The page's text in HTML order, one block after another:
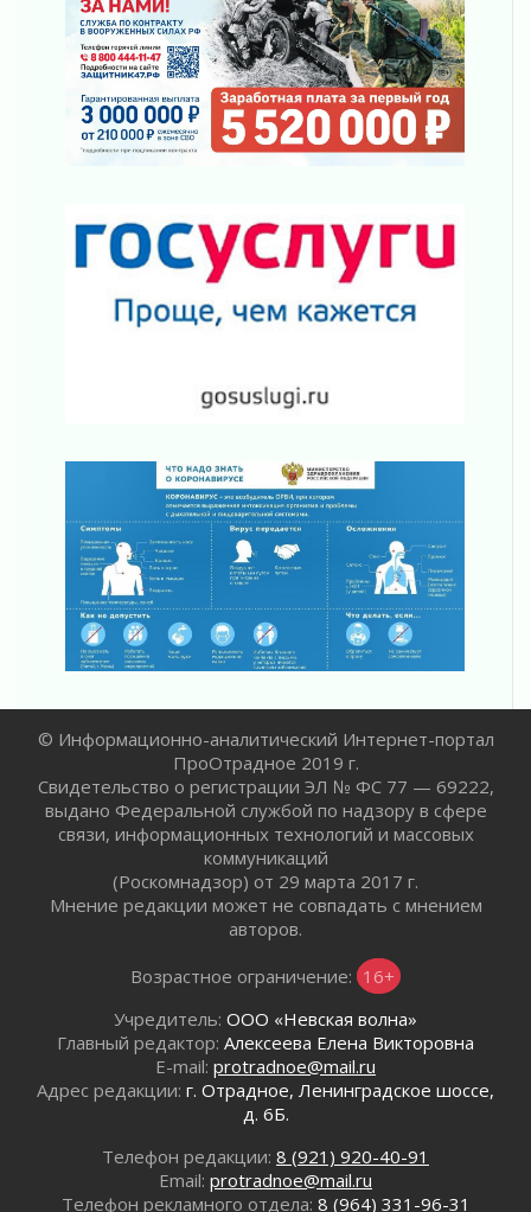
подняли зарплаты почти на 40% за год
03 августа 2026
Шесть новых жизней в честь дня рождения
Ленинградской области
03 августа 2026
Уроки безопасности для детей и взрослых
десантных войск
02 августа 2026
«Активное лето»
02 августа 2026
ПСК через Гослуслуги напомнит жителям
Ленинградской области о неоплаченных
счетах
02 августа 2026
Пропавшего подростка нашли в Кировском
районе Ленобласти
02 августа 2026
Жителям Ленобласти напомнили, как
02 августа 2026
В Ивангороде назвали новых почетных
граждан Ленинградской области
02 августа 2026
Готовность №1
02 августа 2026
Километровые столбы «Дороги жизни»
отправили на реставрацию
Ленобласть внедрила передовую подготовку
операторов БПЛА
В Ивангороде появилась «Избушка-
воробушка»
02 августа 2026
Юхла, мука, кантеле и Водяной
Лето катится с горки
01 августа 2026
© Информационно-аналитический Интернет-портал
ПроОтрадное 2019 г.
Свидетельство о регистрации ЭЛ № ФС 77 — 69222,
выдано Федеральной службой по надзору в сфере
связи, информационных технологий и массовых
коммуникаций
(Роскомнадзор) от 29 марта 2017 г.
Мнение редакции может не совпадать с мнением
авторов.
Возрастное ограничение: 16+
Учредитель: ООО «Невская волна»
Главный редактор: Алексеева Елена Викторовна
E-mail: protradnoe@mail.ru
Адрес редакции: г. Отрадное, Ленинградское шоссе,
д. 6Б.
Телефон редакции: 8 (921) 920-40-91
Email: protradnoe@mail.ru
Телефон рекламного отдела: 8 (964) 331-96-31